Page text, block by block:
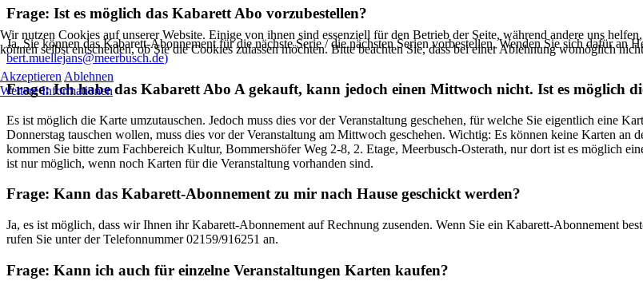
Frage: Ist es möglich das Kabarett Abo vorzubestellen?
Ja, Sie können das Kabarett-Abonnement für die nächste Serie / die nächsten Serien vorbestellen. Wenden Sie sich dafür
bert.muellejans@meerbusch.de)
Frage: Ich habe das Kabarett Abo A gekauft, kann jedoch einen Mittwoch nicht. Ist es möglich
Es ist möglich die Karte umzutauschen. Jedoch muss dies vor der Veranstaltung geschehen, für welche Sie eigentlich eine
Donnerstag tauschen wollen, muss dies vor der Veranstaltung am Mittwoch geschehen. Wichtig: Es können keine Karten an
kommen Sie bitte zum Fachbereich Kultur, Bommershöfer Weg 2-8, 2. Etage, Meerbusch-Osterath, nur dort ist es möglich
ist nur möglich, wenn noch Karten für die Veranstaltung vorhanden sind.
Frage: Kann das Kabarett-Abonnement zu mir nach Hause geschickt werden?
Ja, es ist möglich, dass wir Ihnen ihr Kabarett-Abonnement auf Rechnung zusenden. Wenn Sie ein Kabarett-Abonnement
rufen Sie unter der Telefonnummer 02159/916251 an.
Frage: Kann ich auch für einzelne Veranstaltungen Karten kaufen?
Wir nutzen Cookies auf unserer Website. Einige von ihnen sind essenziell für den Betrieb der Seite, während andere uns
können selbst entscheiden, ob Sie die Cookies zulassen möchten. Bitte beachten Sie, dass bei einer Ablehnung womöglich
Akzeptieren Ablehnen
Weitere Informationen